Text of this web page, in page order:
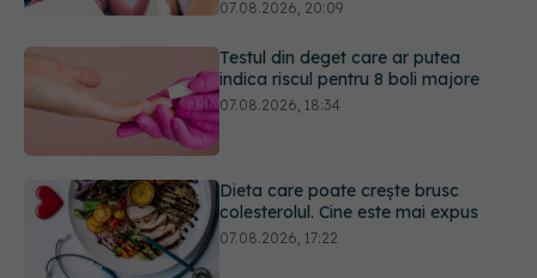
Dieta care poate crește brusc
colesterolul. Cine este mai expus
PNRR: 174 de milioane de lei pentru
sănătate într-o singură săptămână.
Ce spitale primesc bani